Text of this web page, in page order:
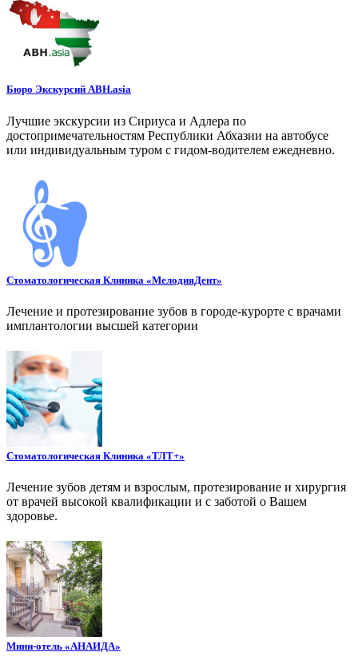
Бюро Экскурсий ABH.asia
Лучшие экскурсии из Сириуса и Адлера по
достопримечательностям Республики Абхазии на автобусе
или индивидуальным туром с гидом-водителем ежедневно.
Стоматологическая Клиника «МелодияДент»
Лечение и протезирование зубов в городе-курорте с врачами
имплантологии высшей категории
Стоматологическая Клиника «ТЛТ+»
Лечение зубов детям и взрослым, протезирование и хирургия
от врачей высокой квалификации и с заботой о Вашем
здоровье.
Мини-отель «АНАИДА»